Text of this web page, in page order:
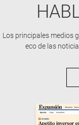
Los principales medios
eco de las